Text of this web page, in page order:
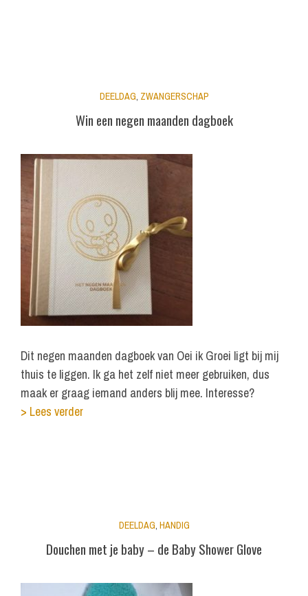
DEELDAG ZWANGERSCHAP
Win een negen maanden dagboek
Dit negen maanden dagboek van Oei ik Groei ligt bij mij
thuis te liggen. Ik ga het zelf niet meer gebruiken, dus
maak er graag iemand anders blij mee. Interesse?
> Lees verder
DEELDAG HANDIG
Douchen met je baby – de Baby Shower Glove